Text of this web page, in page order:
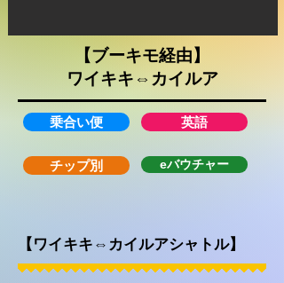
【ブーキモ経由】
​ワイキキ⇔カイルア
乗合い便
チップ別
英語
eバウチャー
【​ワイキキ⇔カイルアシャトル】